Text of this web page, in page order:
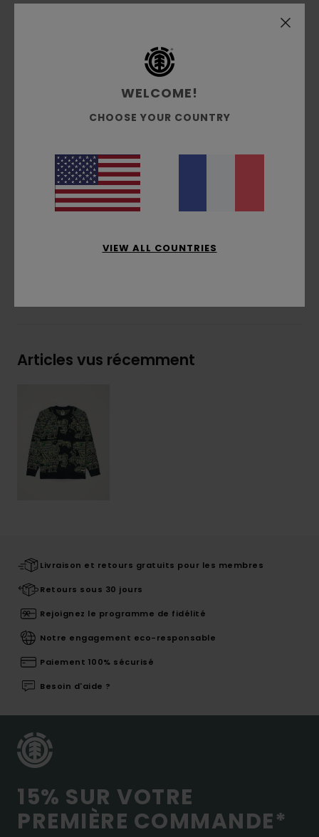
45 % polyester, 43 % polyester
recyclé, 10 % acrylique, 2 % élasthanne
maille jacquard [jauge 5]
Modèle réversible
Étiquette tissée Element Co en bas à gauche
Composition[Matière Principale] 55 % polyester
recyclé, 33 % polyester, 10 % acrylique, 2 %
Traçabilité du produit (Loi Agec)
Articles vus récemment
Livraison et retours gratuits pour les membres
Retours sous 30 jours
Rejoignez le programme de fidélité
Notre engagement eco-responsable
Paiement 100% sécurisé
Besoin d'aide ?
15% SUR VOTRE
PREMIÈRE COMMANDE*
WELCOME!
CHOOSE YOUR COUNTRY
VIEW ALL COUNTRIES